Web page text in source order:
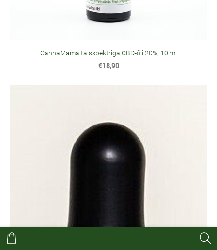
CannaMama täisspektriga CBD-õli 20%, 10 ml
€18,90